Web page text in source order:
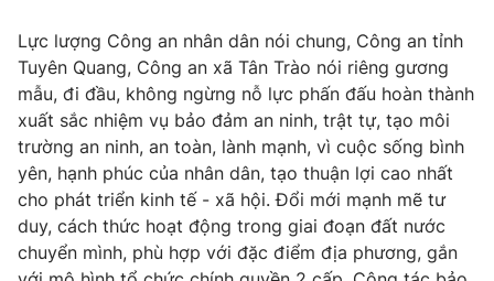
Lực lượng Công an nhân dân nói chung, Công an tỉnh
Tuyên Quang, Công an xã Tân Trào nói riêng gương
mẫu, đi đầu, không ngừng nỗ lực phấn đấu hoàn thành
xuất sắc nhiệm vụ bảo đảm an ninh, trật tự, tạo môi
trường an ninh, an toàn, lành mạnh, vì cuộc sống bình
yên, hạnh phúc của nhân dân, tạo thuận lợi cao nhất
cho phát triển kinh tế - xã hội. Đổi mới mạnh mẽ tư
duy, cách thức hoạt động trong giai đoạn đất nước
chuyển mình, phù hợp với đặc điểm địa phương, gắn